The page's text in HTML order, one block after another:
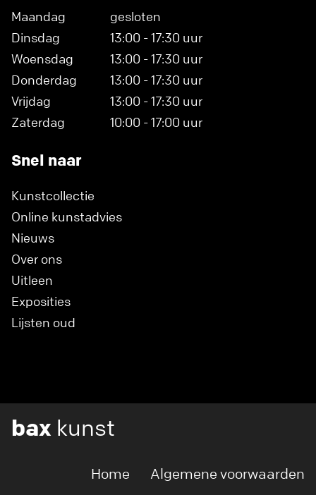
Maandag
gesloten
Dinsdag
13:00 - 17:30 uur
Woensdag
13:00 - 17:30 uur
Donderdag
13:00 - 17:30 uur
Vrijdag
13:00 - 17:30 uur
Zaterdag
10:00 - 17:00 uur
Snel naar
Kunstcollectie
Online kunstadvies
Nieuws
Over ons
Uitleen
Exposities
Lijsten oud
bax kunst
Home Algemene voorwaarden